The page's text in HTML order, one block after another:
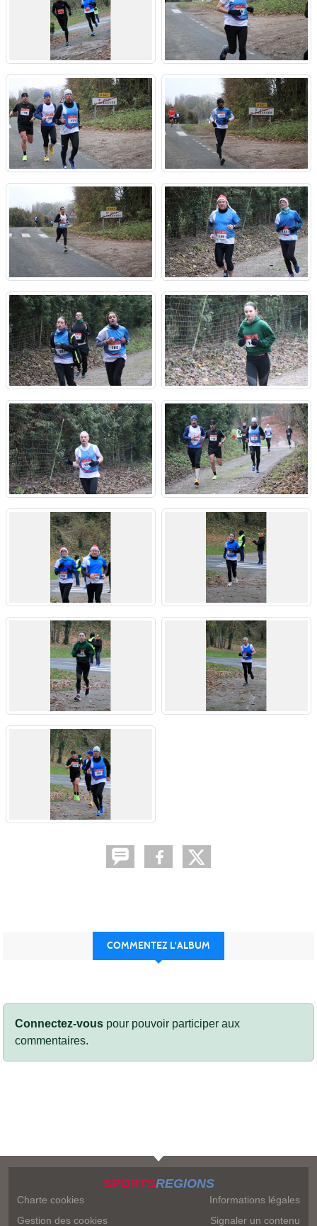
COMMENTEZ L'ALBUM
Connectez-vous pour pouvoir participer aux
commentaires.
SPORTSREGIONS
Charte cookies
Gestion des cookies
Informations légales
Signaler un contenu